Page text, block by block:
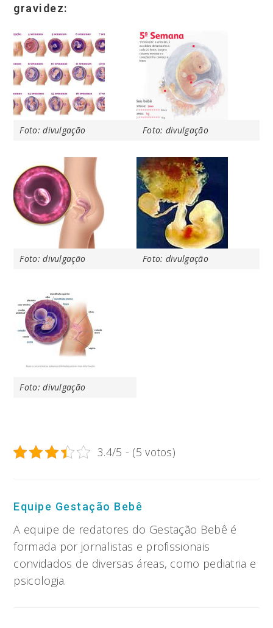
gravidez:
Foto: divulgação Foto: divulgação
Foto: divulgação Foto: divulgação
Foto: divulgação
3.4/5 - (5 votos)
Equipe Gestação Bebê
A equipe de redatores do Gestação Bebê é
formada por jornalistas e profissionais
convidados de diversas áreas, como pediatria e
psicologia.